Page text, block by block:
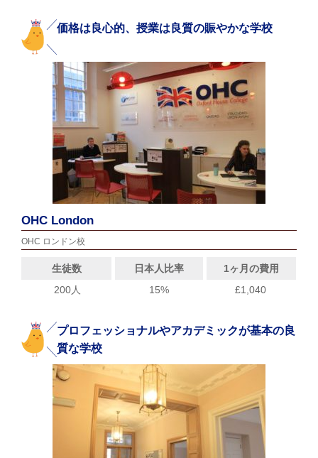
価格は良心的、授業は良質の賑やかな学校
OHC London
OHC ロンドン校
生徒数 日本人比率
1ヶ月の費用
200人
15% £1,040
プロフェッショナルやアカデミックが基本の良
質な学校